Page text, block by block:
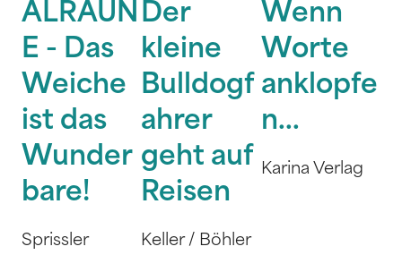
ALRAUN
E - Das
Weiche
ist das
Wunder
bare!
Sprissler
Der
kleine
Bulldogf
ahrer
geht auf
Reisen
Keller / Böhler
Wenn
Worte
anklopfe
n...
Karina Verlag